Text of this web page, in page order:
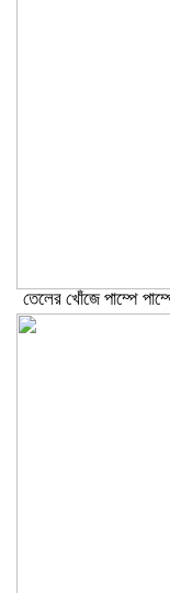
তেলের খোঁজে পাম্পে